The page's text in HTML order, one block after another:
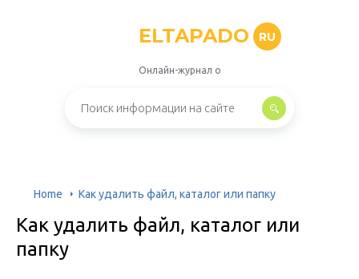
ELTAPADO RU
Онлайн-журнал о
Home Как удалить файл, каталог или папку
Как удалить файл, каталог или
папку